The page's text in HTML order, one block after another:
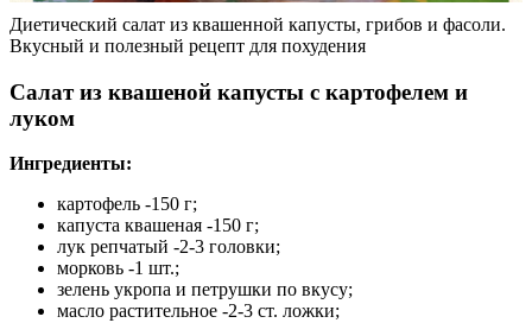
Диетический салат из квашенной капусты, грибов и фасоли.
Вкусный и полезный рецепт для похудения
Салат из квашеной капусты с картофелем и
луком
Ингредиенты:
картофель -150 г;
капуста квашеная -150 г;
лук репчатый -2-3 головки;
морковь -1 шт.;
зелень укропа и петрушки по вкусу;
масло растительное -2-3 ст. ложки;